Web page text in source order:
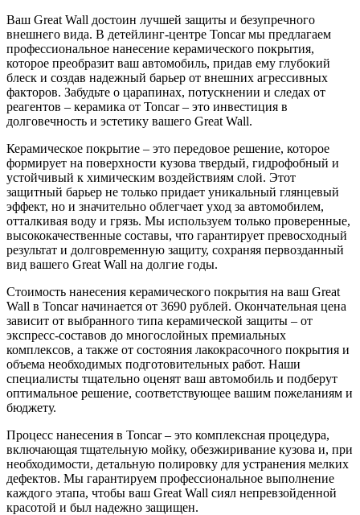
Ваш Great Wall достоин лучшей защиты и безупречного
внешнего вида. В детейлинг-центре Toncar мы предлагаем
профессиональное нанесение керамического покрытия,
которое преобразит ваш автомобиль, придав ему глубокий
блеск и создав надежный барьер от внешних агрессивных
факторов. Забудьте о царапинах, потускнении и следах от
реагентов – керамика от Toncar – это инвестиция в
долговечность и эстетику вашего Great Wall.
Керамическое покрытие – это передовое решение, которое
формирует на поверхности кузова твердый, гидрофобный и
устойчивый к химическим воздействиям слой. Этот
защитный барьер не только придает уникальный глянцевый
эффект, но и значительно облегчает уход за автомобилем,
отталкивая воду и грязь. Мы используем только проверенные,
высококачественные составы, что гарантирует превосходный
результат и долговременную защиту, сохраняя первозданный
вид вашего Great Wall на долгие годы.
Стоимость нанесения керамического покрытия на ваш Great
Wall в Toncar начинается от 3690 рублей. Окончательная цена
зависит от выбранного типа керамической защиты – от
экспресс-составов до многослойных премиальных
комплексов, а также от состояния лакокрасочного покрытия и
объема необходимых подготовительных работ. Наши
специалисты тщательно оценят ваш автомобиль и подберут
оптимальное решение, соответствующее вашим пожеланиям и
бюджету.
Процесс нанесения в Toncar – это комплексная процедура,
включающая тщательную мойку, обезжиривание кузова и, при
необходимости, детальную полировку для устранения мелких
дефектов. Мы гарантируем профессиональное выполнение
каждого этапа, чтобы ваш Great Wall сиял непревзойденной
красотой и был надежно защищен.